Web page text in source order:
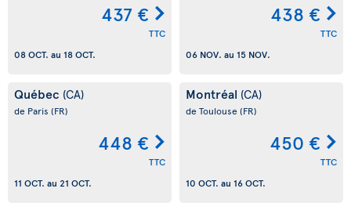
437 €
TTC
08 OCT. au 18 OCT.
438 €
TTC
06 NOV. au 15 NOV.
Québec (CA)
de Paris (FR)
448 €
TTC
11 OCT. au 21 OCT.
Montréal (CA)
de Toulouse (FR)
450 €
TTC
10 OCT. au 16 OCT.